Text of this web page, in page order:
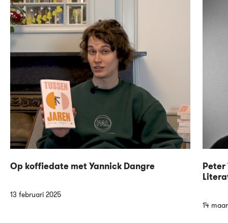
13 februari 2025
Op koffiedate met Yannick Dangre
14
Peter